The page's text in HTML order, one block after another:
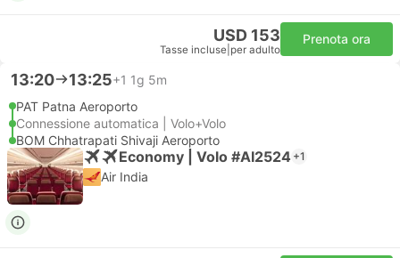
USD 153
Tasse incluse per adulto
Prenota ora
13:20 13:25+1 1g 5m
PAT Patna Aeroporto
Connessione automatica | Volo+Volo
BOM Chhatrapati Shivaji Aeroporto
Economy | Volo #AI2524 +1
Air India